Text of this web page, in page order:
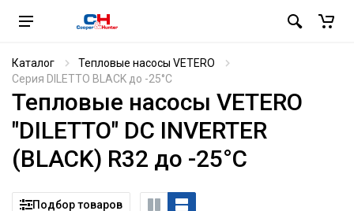
Каталог
Тепловые насосы VETERO
Серия DILETTO BLACK до -25°C
Тепловые насосы VETERO
"DILETTO" DC INVERTER
(BLACK) R32 до -25°C
Подбор товаров